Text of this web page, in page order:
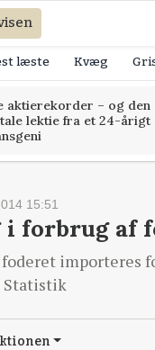
læste Kvæg
aktierekorder – og den
lektie fra et 24-årigt
15:51
forbrug af
importeres
Statistik